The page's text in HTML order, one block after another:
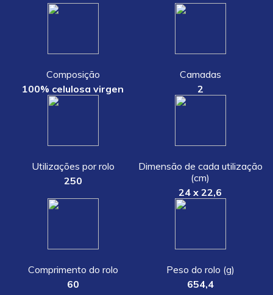
Composição
100% celulosa virgen
Camadas
2
Utilizações por rolo
250
Dimensão de cada utilização
(cm)
24 x 22,6
Comprimento do rolo
60
Peso do rolo (g)
654,4